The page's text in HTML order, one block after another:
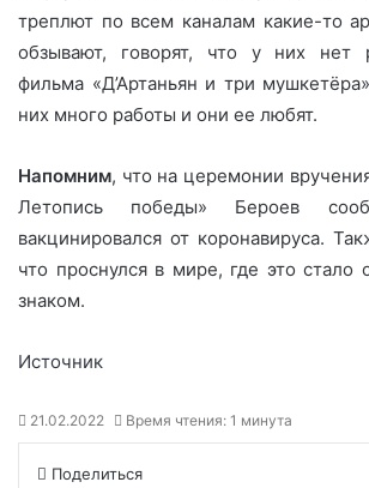
треплют по всем каналам какие-то
обзывают, говорят, что у них нет
фильма «Д’Артаньян и три
них много работы и они ее любят.
Напомним, что на церемонии
Летопись победы» Бероев
вакцинировался от коронавируса.
что проснулся в мире, где это стало
знаком.
Источник
21.02.2022 Время чтения: 1 минута
Поделиться